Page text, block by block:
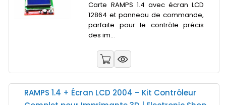
Carte RAMPS 1.4 avec écran LCD
12864 et panneau de commande,
parfaite pour le contrôle précis
des im...
RAMPS 1.4 + Écran LCD 2004 – Kit Contrôleur